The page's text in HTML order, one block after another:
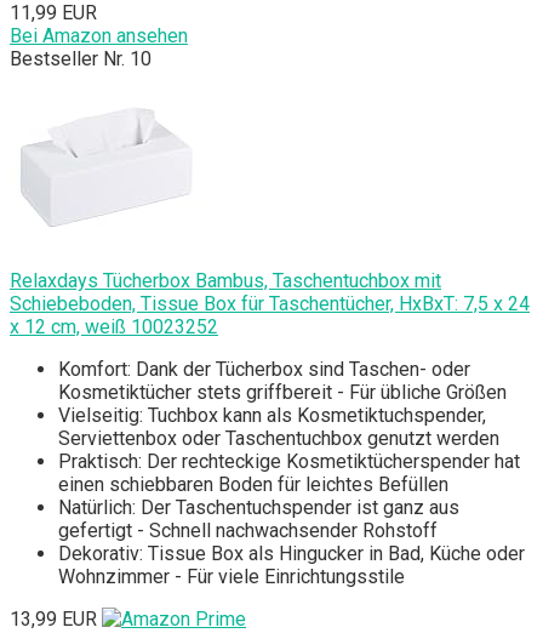
11,99 EUR
Bei Amazon ansehen
Bestseller Nr. 10
Relaxdays Tücherbox Bambus, Taschentuchbox mit
Schiebeboden, Tissue Box für Taschentücher, HxBxT: 7,5 x 24
x 12 cm, weiß 10023252
Komfort: Dank der Tücherbox sind Taschen- oder
Kosmetiktücher stets griffbereit - Für übliche Größen
Vielseitig: Tuchbox kann als Kosmetiktuchspender,
Serviettenbox oder Taschentuchbox genutzt werden
Praktisch: Der rechteckige Kosmetiktücherspender hat
einen schiebbaren Boden für leichtes Befüllen
Natürlich: Der Taschentuchspender ist ganz aus
gefertigt - Schnell nachwachsender Rohstoff
Dekorativ: Tissue Box als Hingucker in Bad, Küche oder
Wohnzimmer - Für viele Einrichtungsstile
13,99 EUR